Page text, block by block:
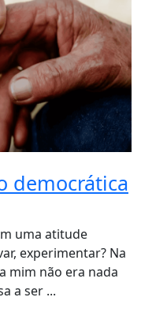
democrática
uma atitude
experimentar? Na
mim não era nada
a ser ...